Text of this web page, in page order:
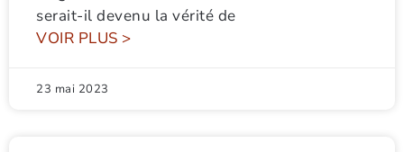
serait-il devenu la vérité de
VOIR PLUS >
23 mai 2023